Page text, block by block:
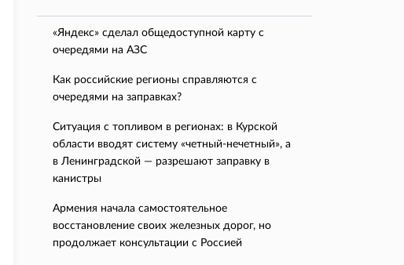
«Яндекс» сделал общедоступной карту с
очередями на АЗС
Как российские регионы справляются с
очередями на заправках?
Ситуация с топливом в регионах: в Курской
области вводят систему «четный-нечетный», а
в Ленинградской — разрешают заправку в
канистры
Армения начала самостоятельное
восстановление своих железных дорог, но
продолжает консультации с Россией